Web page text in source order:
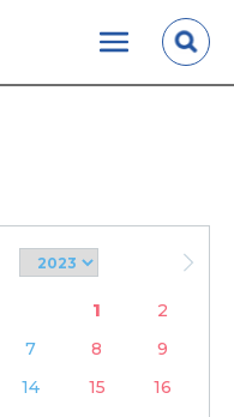
1
2
7 8
9
14 15
16